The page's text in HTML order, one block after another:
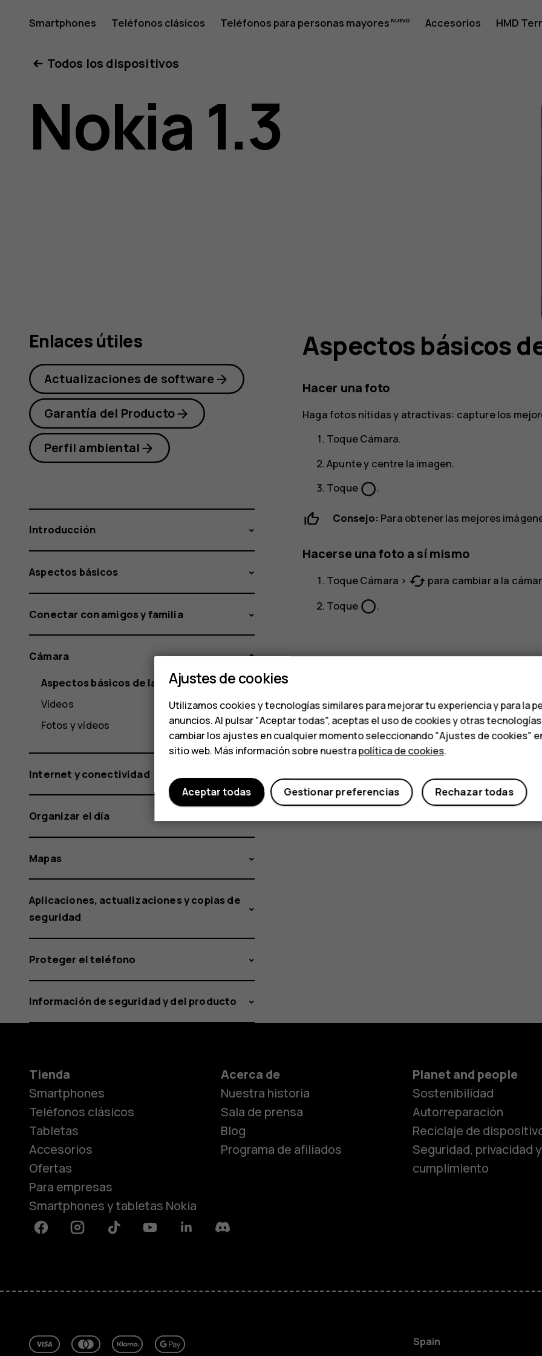
Manual
de
usuario
1.3
Smartphones Teléfonos clásicos Teléfonos para personas mayores Accesorios HMD
Teléfonos
Teléfonos
HMD Terra
Para
Blog
Todos los dispositivos
Nokia 1.3
Aspectos básicos
Hacer una foto
Haga fotos nítidas y atractivas: capture los
ToqueCámara.
Apunte y centre la imagen.
Toque panorama_fish_eye.
Consejo: Para obtener las mejores
Hacerse una foto a sí mismo
ToqueCámara > cached para cambiar a la
Toque panorama_fish_eye.
¿Te ha parecido útil?
Sí No
Enlaces útiles
Actualizaciones de software
Garantía del Producto
Perfil ambiental
Introducción
Aspectos básicos
Conectar con amigos y familia
Cámara
Aspectos básicos de la cámara
Vídeos
Fotos y vídeos
Internet y conectividad
Organizar el día
Mapas
Aplicaciones, actualizaciones y copias de
seguridad
Proteger el teléfono
Información de seguridad y del producto
Tienda
Smartphones
Teléfonos clásicos
Tabletas
Accesorios
Ofertas
Para empresas
Smartphones y tabletas Nokia
Acerca de
Nuestra historia
Sala de prensa
Blog
Programa de afiliados
Planet and people
Sostenibilidad
Autorreparación
Reciclaje de
Seguridad, privacidad y
cumplimiento
FacebookInstagramTiktok YoutubeLinkedinDiscord
Spain
Ajustes de cookies
Utilizamos cookies y tecnologías similares para mejorar tu experiencia y para la
anuncios. Al pulsar "Aceptar todas", aceptas el uso de cookies y otras
cambiar los ajustes en cualquier momento seleccionando "Ajustes de cookies"
sitio web. Más información sobre nuestrapolítica de cookies.
Rechazar todas
Gestionar preferencias
Aceptar todas